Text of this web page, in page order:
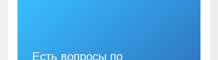
Есть вопросы по